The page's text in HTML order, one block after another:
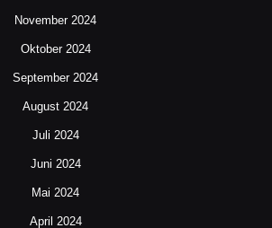
November 2024
Oktober 2024
September 2024
August 2024
Juli 2024
Juni 2024
Mai 2024
April 2024